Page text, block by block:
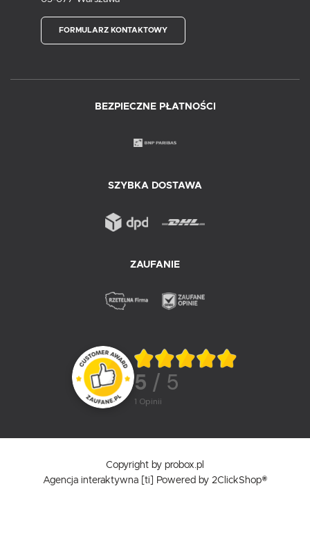
FORMULARZ KONTAKTOWY
BEZPIECZNE PŁATNOŚCI
SZYBKA DOSTAWA
ZAUFANIE
5 / 5
1 opinii
Copyright by probox.pl
Agencja interaktywna
[ti] Powered by 2ClickShop®